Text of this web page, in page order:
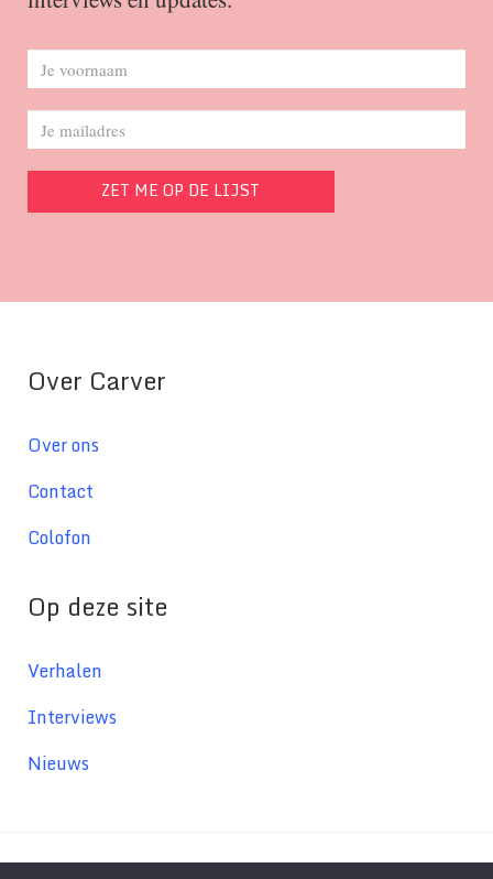
Over Carver
Over ons
Contact
Colofon
Op deze site
Verhalen
Interviews
Nieuws